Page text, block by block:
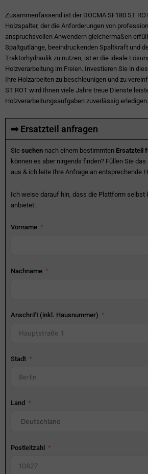
Zusammenfassend ist der DOCMA SF180 ST
Holzspalter, der die Anforderungen von
anspruchsvollen Anwendern gleichermaßen
Spaltgutlänge, beeindruckenden Spaltkraft und
Traktorhydraulik zu nutzen, ist er die ideale
Holzverarbeitung im Freien. Investieren Sie in
Ihre Holzarbeiten zu beschleunigen und zu
ST ROT wird Ihnen viele Jahre treue Dienste
Holzverarbeitungsaufgaben zuverlässig erledigen.
➡ Ersatzteil anfragen
Sie suchen nach einem bestimmten Ersatzteil
können es aber nirgends finden? Füllen Sie
aus & ich leite Ihre Anfrage an entsprechende
Ich weise darauf hin, dass die Plattform selbst
anbietet.
Vorname
Nachname
Anschrift (inkl. Hausnummer)
Stadt
Land
Postleitzahl